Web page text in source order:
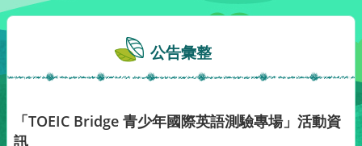
公告彙整
「TOEIC Bridge 青少年國際英語測驗專場」活動資
訊